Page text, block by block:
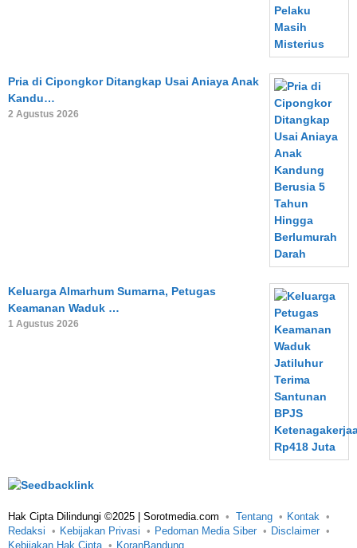
Pria di Cipongkor Ditangkap Usai Aniaya Anak
Kandu…
2 Agustus 2026
Keluarga Almarhum Sumarna, Petugas
Keamanan Waduk …
1 Agustus 2026
Hak Cipta Dilindungi ©2025 | Sorotmedia.com Tentang
Kontak
Redaksi
Kebijakan Privasi Pedoman Media Siber
Disclaimer
Kebijakan Hak Cipta
KoranBandung